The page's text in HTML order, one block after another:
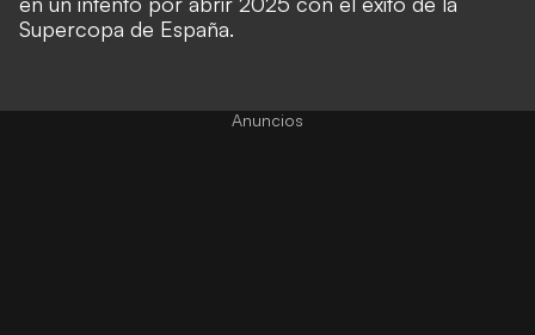
Supercopa de España.